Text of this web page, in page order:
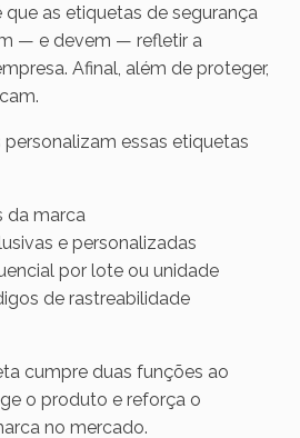
as etiquetas de segurança
— e devem — refletir a
Afinal, além de proteger,
personalizam essas etiquetas
da marca
e personalizadas
por lote ou unidade
de rastreabilidade
cumpre duas funções ao
o produto e reforça o
no mercado.